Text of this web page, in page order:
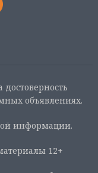
достоверность
объявлениях.
информации.
12+